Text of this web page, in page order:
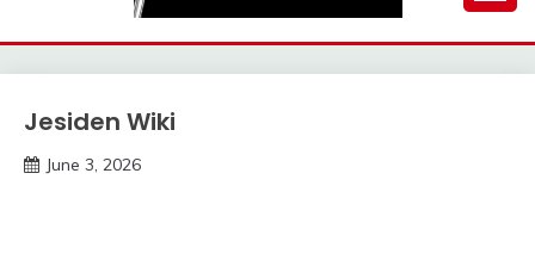
PROMI-NEWS-BLOG
Trends
Jesiden Wiki
June 3, 2026